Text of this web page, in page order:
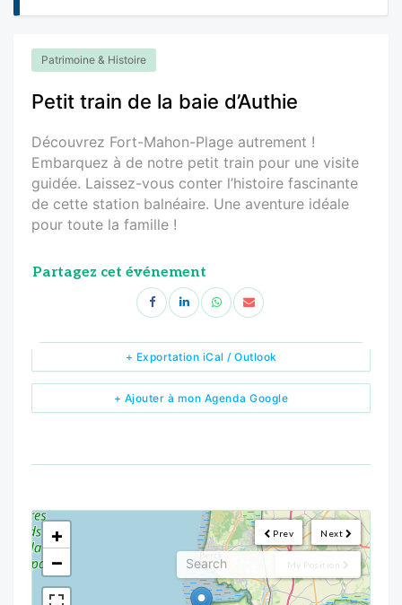
Patrimoine & Histoire
Petit train de la baie d’Authie
Découvrez Fort-Mahon-Plage autrement !
Embarquez à de notre petit train pour une visite
guidée. Laissez-vous conter l’histoire fascinante
de cette station balnéaire. Une aventure idéale
pour toute la famille !
Partagez cet événement
+ Ajouter à mon Agenda Google
+ Exportation iCal / Outlook
Next
Prev
My Position
<!---->
+
−